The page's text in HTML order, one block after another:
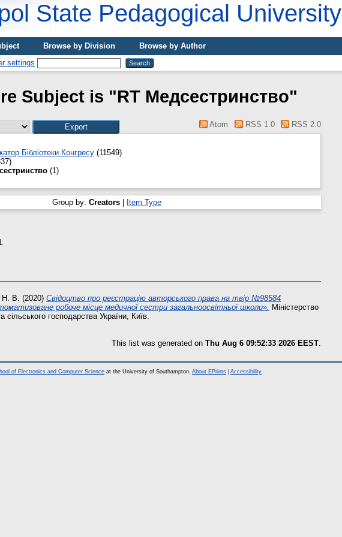
State Pedagogical University
Browse by Division
Browse by Author
Subject is "RT Медсестринство"
Atom RSS 1.0 RSS 2.0
Бібліотеки Конгресу (11549)
(1)
Group by: Creators Item Type
.
Н. В. (2020) Свідоцтво про реєстрацію авторського права на твір №98584
робоче місце медичної сестри загальноосвітньої школи». Міністерство
сільського господарства України, Київ.
This list was generated on Thu Aug 6 09:52:33 2026 EEST
of Electronics and Computer Science at the University of Southampton. About EPrints Accessibility